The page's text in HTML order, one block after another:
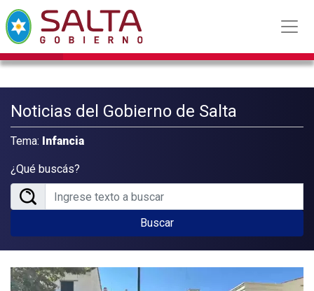
Noticias del Gobierno de Salta
Tema: Infancia
¿Qué buscás?
Buscar